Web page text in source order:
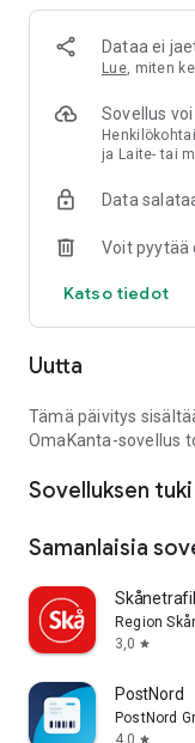
www.kanta.fi.
Dataa ei
Lue, miten
Sovellus
ja Laite- tai
Data
Voit pyytää
Katso tiedot
Uutta
Tämä päivitys
OmaKanta-sovellus
Sovelluksen tuki
Samanlaisia
Region
3,0 star
PostNord
PostNord
4,0 star